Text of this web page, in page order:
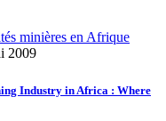
minières en Afrique
2009
Industry in Africa : Where